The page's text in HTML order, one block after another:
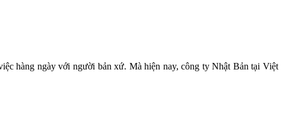
hàng ngày với người bản xứ. Mà hiện nay, công ty Nhật Bản tại Việt